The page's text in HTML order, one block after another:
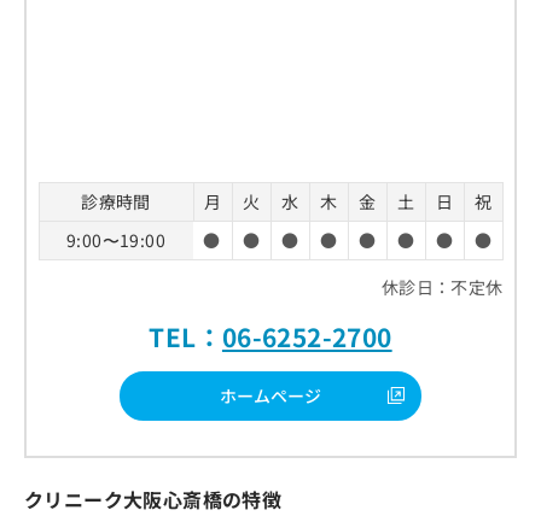
診療時間 月 火 水 木 金 土 日
祝
9:00〜19:00
● ● ● ● ● ● ●
●
休診日：不定休
TEL： 06-6252-2700
ホームページ
クリニーク大阪心斎橋の特徴